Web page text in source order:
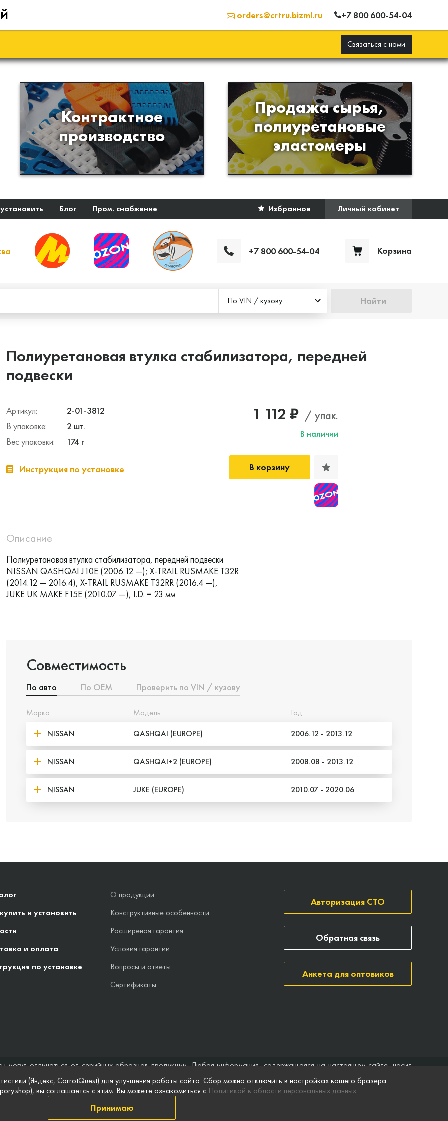
orders@crtru.bizml.ru +7 800 600-54-04
Связаться с нами
Контрактное
производство
Производство изделий из
пластиков и полимеров по
образцам либо чертежам
заказчика
Продажа сырья,
полиуретановые
эластомеры
Продажа сырья для
производства изделий из
полиуретана
Блог Пром. снабжение Избранное Личный кабинет
+7 800 600-54-04 Корзина
По VIN / кузову Найти
Полиуретановая втулка стабилизатора, передней
подвески
Артикул:
2-01-3812
В упаковке:
2 шт.
Вес упаковки:
174 г
Инструкция по установке
1 112 ₽ / упак.
В наличии
В корзину
Описание
Полиуретановая втулка стабилизатора, передней подвески
NISSAN QASHQAI J10E (2006.12 —); X-TRAIL RUSMAKE T32R
(2014.12 — 2016.4), X-TRAIL RUSMAKE T32RR (2016.4 —),
JUKE UK MAKE F15E (2010.07 —), I.D. = 23 мм
Совместимость
По авто По ОЕМ Проверить по VIN / кузову
Марка Модель
Год
NISSAN
QASHQAI (EUROPE) 2006.12 - 2013.12
NISSAN QASHQAI+2 (EUROPE) 2008.08 - 2013.12
NISSAN JUKE (EUROPE) 2010.07 - 2020.06
и установить
и оплата
по установке
О продукции
Конструктивные особенности
Расширеная гарантия
Условия гарантии
Вопросы и ответы
Сертификаты
Авторизация СТО
Анкета для оптовиков
Обратная связь
могут отличаться от серийных образцов продукции. Любая информация, содержащаяся на настоящем сайте, носит
не может быть расценена как предложение заключить договор (публичная оферта). Компания Точка опоры
полноты информации на веб-сайте, а также по поводу беспрепятственного доступа к нему в любое время. Технические
приведены для примера и могут быть изменены в любое время без предварительного уведомления.
(Яндекс, CarrotQuest) для улучшения работы сайта. Сбор можно отключить в настройках вашего бразера.
вы соглашаетсь с этим. Вы можете ознакомиться с Политикой в области персональных данных
Принимаю